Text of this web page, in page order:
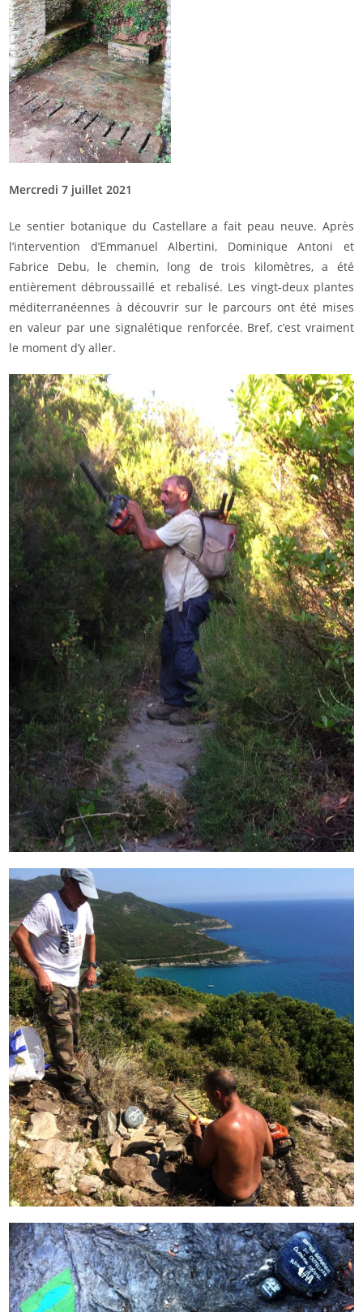
Mercredi 7 juillet 2021
Le sentier botanique du Castellare a fait peau neuve. Après
l’intervention d’Emmanuel Albertini, Dominique Antoni et
Fabrice Debu, le chemin, long de trois kilomètres, a été
entièrement débroussaillé et rebalisé. Les vingt-deux plantes
méditerranéennes à découvrir sur le parcours ont été mises
en valeur par une signalétique renforcée. Bref, c’est vraiment
le moment d’y aller.